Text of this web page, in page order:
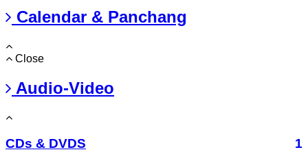
Calendar & Panchang
Close
Audio-Video
CDs & DVDS 1